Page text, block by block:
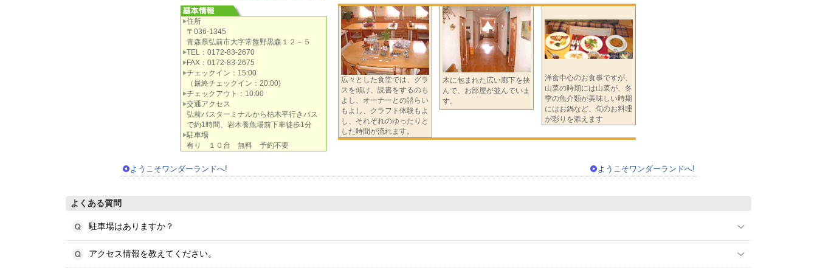
住所
〒036-1345
青森県弘前市大字常盤野黒森１２－５
TEL：0172-83-2670
FAX：0172-83-2675
チェックイン：15:00
（最終チェックイン：20:00)
チェックアウト：10:00
交通アクセス
弘前バスターミナルから枯木平行きバス
で約1時間、岩木養魚場前下車徒歩1分
駐車場
有り １０台 無料 予約不要
広々とした食堂では、グラ
スを傾け、読書をするのも
よし、オーナーとの語らい
もよし、クラフト体験もよ
し、それぞれのゆったりと
した時間が流れます。
木に包まれた広い廊下を挟
んで、お部屋が並んでいま
す。
洋食中心のお食事ですが、
山菜の時期には山菜が、冬
季の魚介類が美味しい時期
にはお鍋など、旬のお料理
が彩りを添えます
ようこそワンダーランドへ! ようこそワンダーランドへ!
よくある質問
駐車場はありますか？
アクセス情報を教えてください。